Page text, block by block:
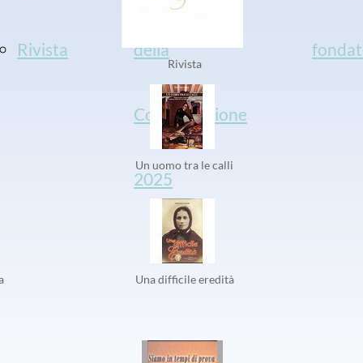
Rivista della
Congregazione
2025
2025
Rivista
Un uomo tra le calli
Una difficile eredità